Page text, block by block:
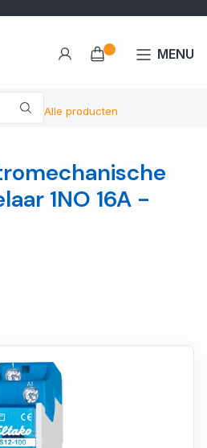
Alle producten
MENU
1NO 16A -